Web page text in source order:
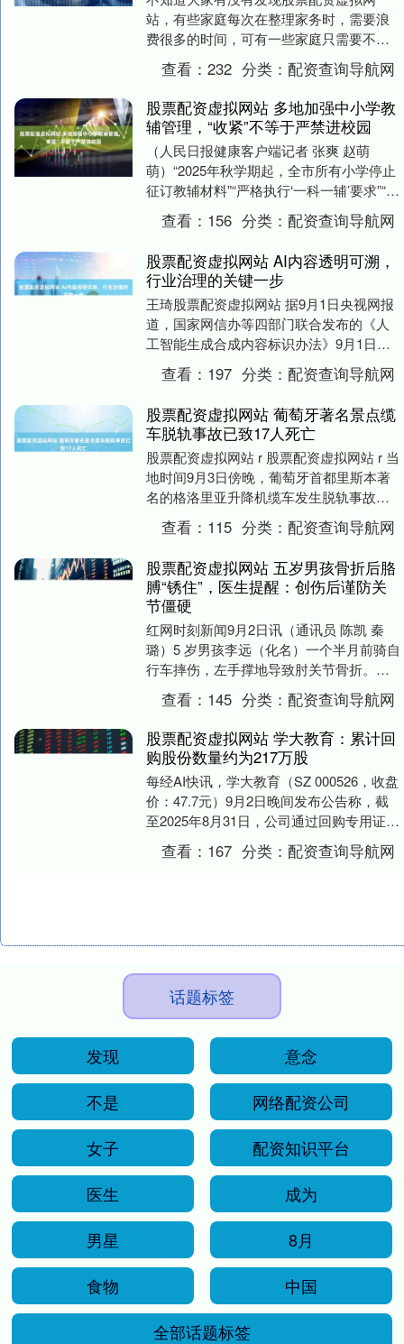
站，有些家庭每次在整理家务时，需要浪
费很多的时间，可有一些家庭只需要不到5
分钟，就能把家里收拾得整整齐齐。 绝大
部分的小伙伴，....
查看：232 分类：配资查询导航网
股票配资虚拟网站 多地加强中小学教
辅管理，“收紧”不等于严禁进校园
（人民日报健康客户端记者 张爽 赵萌
萌）“2025年秋学期起，全市所有小学停止
征订教辅材料”“严格执行‘一科一辅’要求”“严
禁向小学一、二年级学生及家长推荐教
辅....
查看： 156 分类：配资查询导航网
股票配资虚拟网站 AI内容透明可溯，
行业治理的关键一步
王琦股票配资虚拟网站 据9月1日央视网报
道，国家网信办等四部门联合发布的《人
工智能生成合成内容标识办法》9月1日起
正式施行，该办法明确所有AI生成的文
字、图片、....
查看： 197 分类：配资查询导航网
股票配资虚拟网站 葡萄牙著名景点缆
车脱轨事故已致17人死亡
股票配资虚拟网站 r 股票配资虚拟网站 r 当
地时间9月3日傍晚，葡萄牙首都里斯本著
名的格洛里亚升降机缆车发生脱轨事故，
目前已造成17名乘客死亡。 r 据悉，此....
查看： 115 分类：配资查询导航网
股票配资虚拟网站 五岁男孩骨折后胳
膊“锈住”，医生提醒：创伤后谨防关
节僵硬
红网时刻新闻9月2日讯（通讯员 陈凯 秦
璐）5 岁男孩李远（化名）一个半月前骑自
行车摔伤，左手撑地导致肘关节骨折。在
当地医院石膏固定4周拆除后，家长发现孩
子左肘....
查看： 145 分类：配资查询导航网
股票配资虚拟网站 学大教育：累计回
购股份数量约为217万股
每经AI快讯，学大教育（SZ 000526，收盘
价：47.7元）9月2日晚间发布公告称，截
至2025年8月31日，公司通过回购专用证券
账户以集中竞价交易方式累计....
查看： 167 分类：配资查询导航网
话题标签
发现
意念
不是
网络配资公司
女子
配资知识平台
医生
成为
男星
8月
食物
中国
全部话题标签